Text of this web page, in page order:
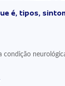
é, tipos,
condição